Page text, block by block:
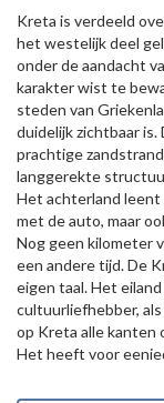
Kreta is verdeeld
het westelijk deel
onder de aandacht
karakter wist te
steden van
duidelijk zichtbaar
prachtige
langgerekte
Het achterland
met de auto, maar
Nog geen kilometer
een andere tijd. De
eigen taal. Het
cultuurliefhebber,
op Kreta alle kanten
Het heeft voor